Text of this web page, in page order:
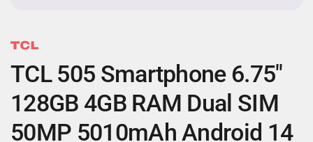
TCL 505 Smartphone 6.75"
128GB 4GB RAM Dual SIM
50MP 5010mAh Android 14